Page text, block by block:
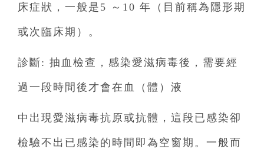
床症狀，一般是5 ～10 年（目前稱為隱形期
或次臨床期）。
診斷: 抽血檢查，感染愛滋病毒後，需要經
過一段時間後才會在血（體）液
中出現愛滋病毒抗原或抗體，這段已感染卻
檢驗不出已感染的時間即為空窗期。一般而